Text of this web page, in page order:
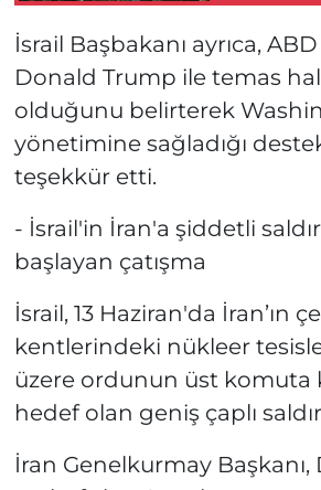
İsrail Başbakanı ayrıca,
Donald Trump ile temas
olduğunu belirterek
yönetimine sağladığı
teşekkür etti.
- İsrail'in İran'a şiddetli
başlayan çatışma
İsrail, 13 Haziran'da İran’ın
kentlerindeki nükleer
üzere ordunun üst komuta
hedef olan geniş çaplı
İran Genelkurmay Başkanı,